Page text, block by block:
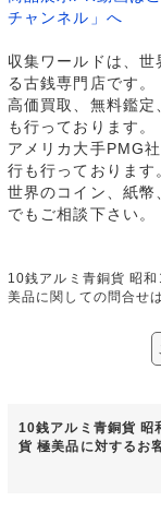
チャンネル」へ
収集ワールドは、
る古銭専門店です。
高価買取、無料鑑
も行っております。
アメリカ大手PMG
行も行っております
世界のコイン、紙
でもご相談下さい。
10銭アルミ青銅貨 昭
美品に関しての問合せ
10銭アルミ青銅貨
貨 極美品に対するお